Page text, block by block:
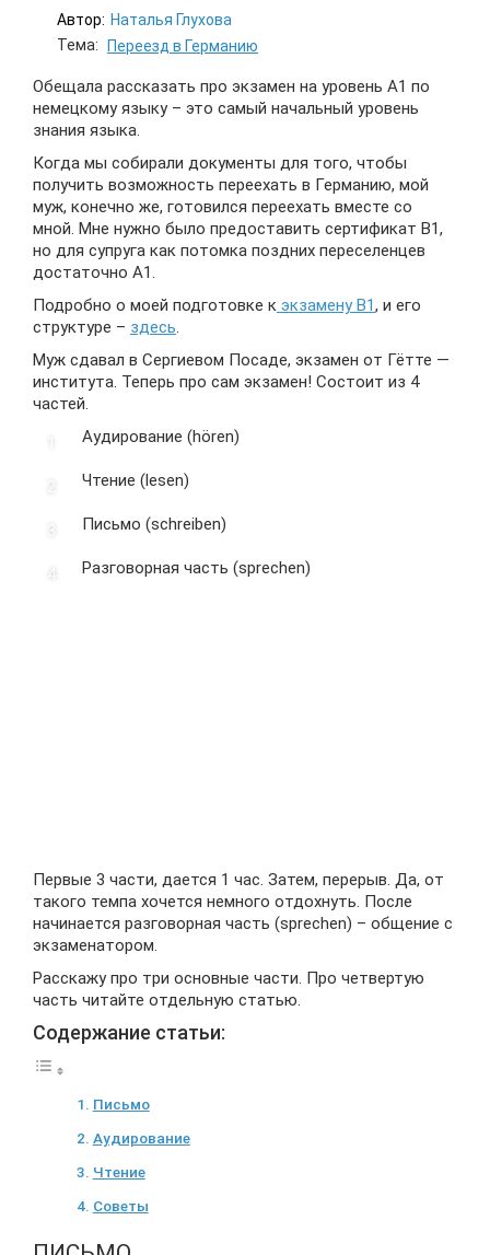
Автор: Наталья Глухова
Тема:
Переезд в Германию
Обещала рассказать про экзамен на уровень А1 по
немецкому языку – это самый начальный уровень
знания языка.
Когда мы собирали документы для того, чтобы
получить возможность переехать в Германию, мой
муж, конечно же, готовился переехать вместе со
мной. Мне нужно было предоставить сертификат В1,
но для супруга как потомка поздних переселенцев
достаточно А1.
Подробно о моей подготовке к экзамену B1, и его
структуре – здесь.
Муж сдавал в Сергиевом Посаде, экзамен от Гётте —
института. Теперь про сам экзамен! Состоит из 4
частей.
Аудирование (hören)
Чтение (lesen)
Письмо (schreiben)
Разговорная часть (sprechen)
Первые 3 части, дается 1 час. Затем, перерыв. Да, от
такого темпа хочется немного отдохнуть. После
начинается разговорная часть (sprechen) – общение с
экзаменатором.
Расскажу про три основные части. Про четвертую
часть читайте отдельную статью.
Содержание статьи:
Письмо
Аудирование
Чтение
Советы